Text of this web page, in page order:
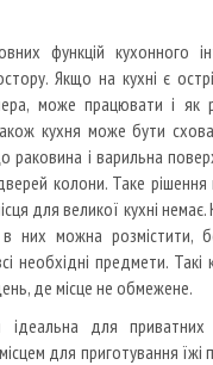
функцій кухонного
Якщо на кухні є
може працювати і як
кухня може бути
раковина і варильна
колони. Таке
для великої кухні
в них можна
необхідні предмети.
де місце не обмежене.
ідеальна для
для приготування їжі